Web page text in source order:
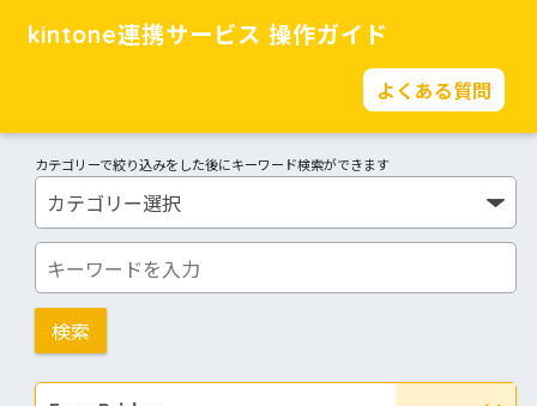
kintone連携サービス 操作ガイド
よくある質問
カテゴリーで絞り込みをした後にキーワード検索ができます